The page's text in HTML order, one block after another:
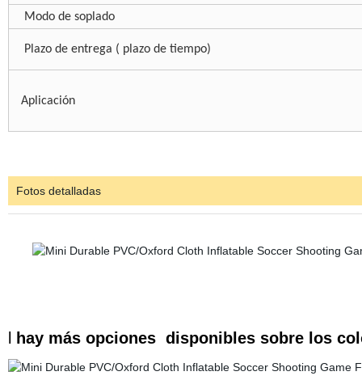
Modo de soplado
Plazo de entrega ( plazo de tiempo)
Aplicación
Fotos detalladas
hay más opciones disponibles sobre los